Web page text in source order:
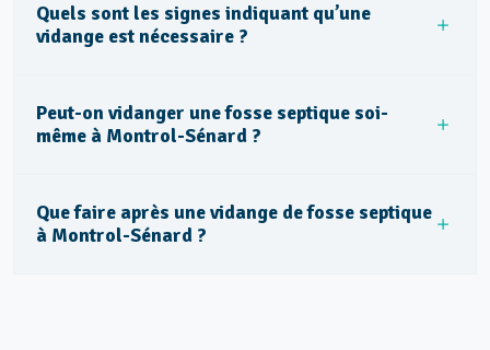
Quels sont les signes indiquant qu’une
vidange est nécessaire ?
Peut-on vidanger une fosse septique soi-
même à Montrol-Sénard ?
Que faire après une vidange de fosse septique
à Montrol-Sénard ?